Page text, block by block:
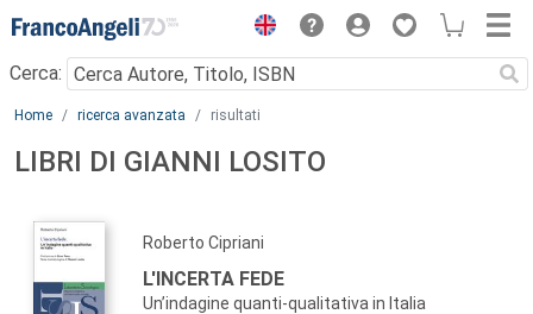
Menu
Cerca:
Main content
Home ricerca avanzata risultati
LIBRI DI GIANNI LOSITO
Roberto Cipriani
L'INCERTA FEDE
Un’indagine quanti-qualitativa in Italia